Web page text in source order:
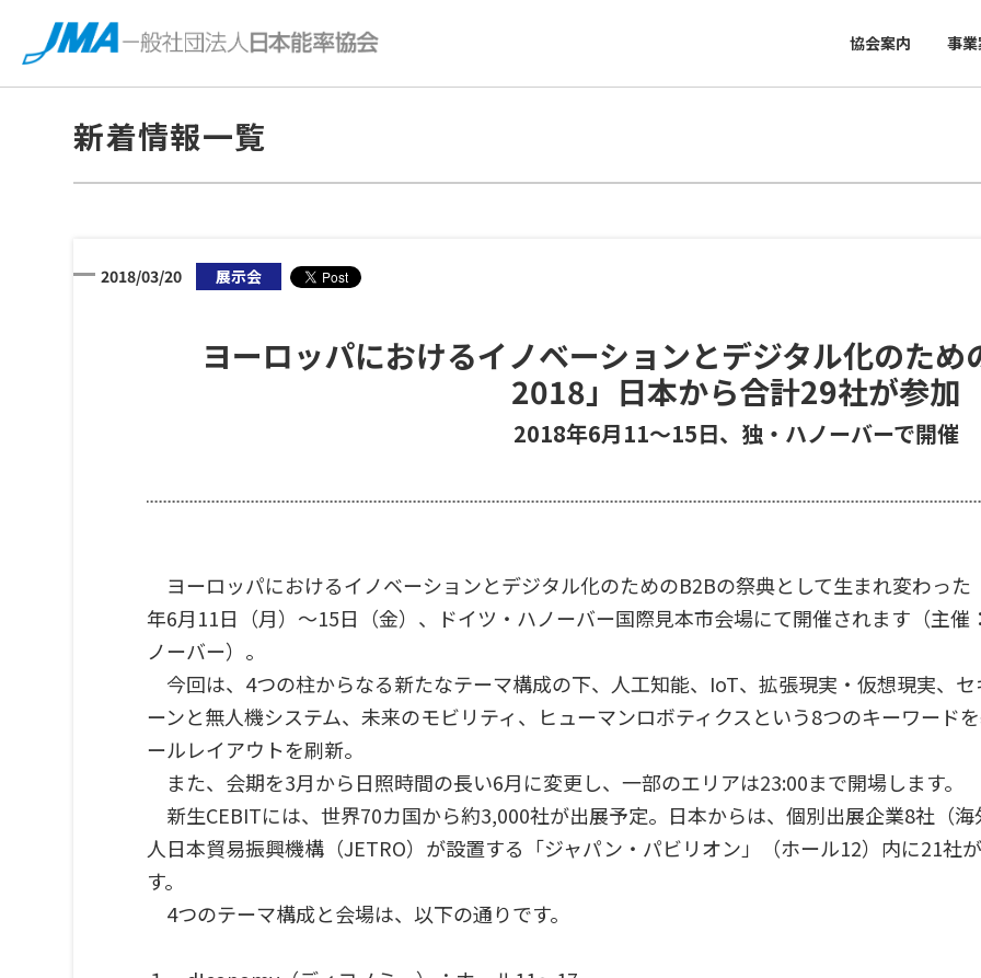
協会案内 事
新着情報一覧
ヨーロッパにおけるイノベーションとデジタル化のた
2018」日本から合計29社が参加
2018年6月11〜15日、独・ハノーバーで開催
2018/03/20 展示会
ヨーロッパにおけるイノベーションとデジタル化のためのB2Bの祭典として生まれ変わっ
年6月11日（月）〜15日（金）、ドイツ・ハノーバー国際見本市会場にて開催されます（主
ノーバー）。
今回は、4つの柱からなる新たなテーマ構成の下、人工知能、IoT、拡張現実・仮想現実、
ーンと無人機システム、未来のモビリティ、ヒューマンロボティクスという8つのキーワード
ールレイアウトを刷新。
また、会期を3月から日照時間の長い6月に変更し、一部のエリアは23:00まで開場します。
新生CEBITには、世界70カ国から約3,000社が出展予定。日本からは、個別出展企業8社（
人日本貿易振興機構（JETRO）が設置する「ジャパン・パビリオン」（ホール12）内に21社
す。
4つのテーマ構成と会場は、以下の通りです。